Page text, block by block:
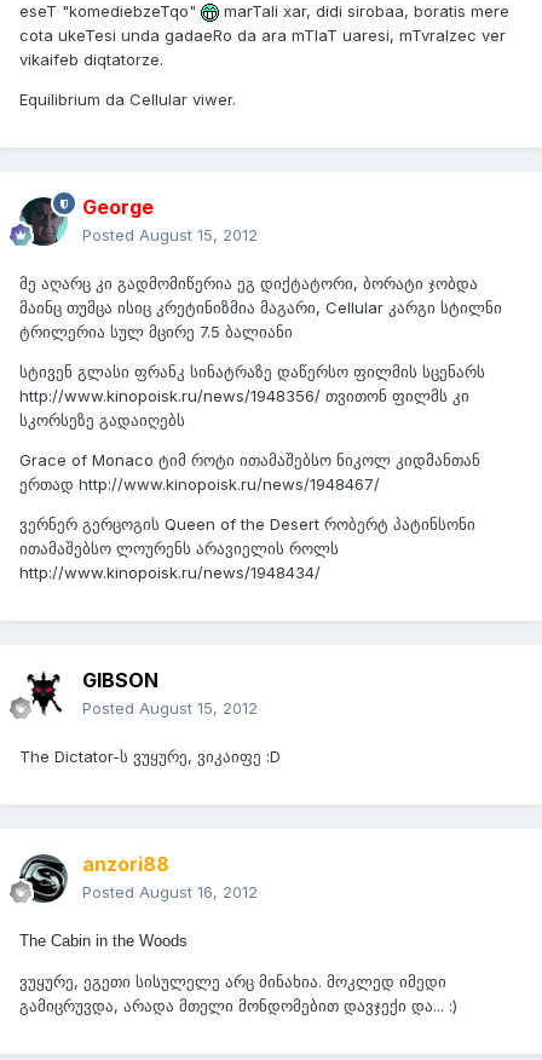
eseT "komediebzeTqo"
marTali xar, didi sirobaa, boratis mere
cota ukeTesi unda gadaeRo da ara mTlaT uaresi, mTvralzec ver
vikaifeb diqtatorze.
Equilibrium da Cellular viwer.
George
Posted August 15, 2012
მე აღარც კი გადმომიწერია ეგ დიქტატორი, ბორატი ჯობდა
მაინც თუმცა ისიც კრეტინიზმია მაგარი, Cellular კარგი სტილნი
ტრილერია სულ მცირე 7.5 ბალიანი
სტივენ გლასი ფრანკ სინატრაზე დაწერსო ფილმის სცენარს
http://www.kinopoisk.ru/news/1948356/ თვითონ ფილმს კი
სკორსეზე გადაიღებს
Grace of Monaco ტიმ როტი ითამაშებსო ნიკოლ კიდმანთან
ერთად http://www.kinopoisk.ru/news/1948467/
ვერნერ გერცოგის Queen of the Desert რობერტ პატინსონი
ითამაშებსო ლოურენს არავიელის როლს
http://www.kinopoisk.ru/news/1948434/
GIBSON
Posted August 15, 2012
The Dictator-ს ვუყურე, ვიკაიფე :D
anzori88
Posted August 16, 2012
The Cabin in the Woods
ვუყურე, ეგეთი სისულელე არც მინახია. მოკლედ იმედი
გამიცრუვდა, არადა მთელი მონდომებით დავჯექი და... :)